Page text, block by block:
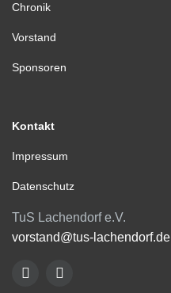
Chronik
Vorstand
Sponsoren
Kontakt
Impressum
Datenschutz
TuS Lachendorf e.V.
vorstand@tus-lachendorf.de